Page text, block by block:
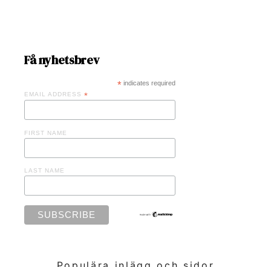
Få nyhetsbrev
*indicates required
EMAIL ADDRESS *
FIRST NAME
LAST NAME